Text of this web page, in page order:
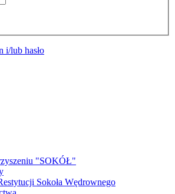
i/lub hasło
"SOKÓŁ"
Sokoła Wędrownego